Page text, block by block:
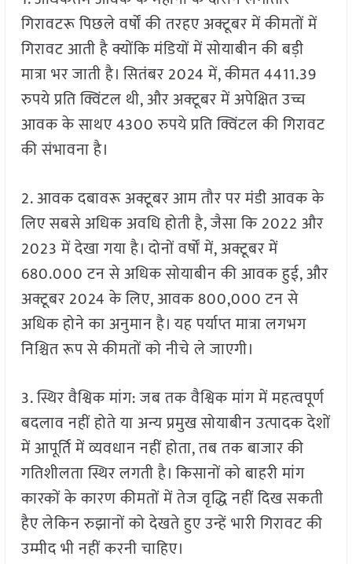
गिरावटरू पिछले वर्षों की तरहए अक्टूबर में कीमतों में
गिरावट आती है क्योंकि मंडियों में सोयाबीन की बड़ी
मात्रा भर जाती है। सितंबर 2024 में, कीमत 4411.39
रुपये प्रति क्विंटल थी, और अक्टूबर में अपेक्षित उच्च
आवक के साथए 4300 रुपये प्रति क्विंटल की गिरावट
की संभावना है।
2. आवक दबावरू अक्टूबर आम तौर पर मंडी आवक के
लिए सबसे अधिक अवधि होती है, जैसा कि 2022 और
2023 में देखा गया है। दोनों वर्षों में, अक्टूबर में
680.000 टन से अधिक सोयाबीन की आवक हुई, और
अक्टूबर 2024 के लिए, आवक 800,000 टन से
अधिक होने का अनुमान है। यह पर्याप्त मात्रा लगभग
निश्चित रूप से कीमतों को नीचे ले जाएगी।
3. स्थिर वैश्विक मांग: जब तक वैश्विक मांग में महत्वपूर्ण
बदलाव नहीं होते या अन्य प्रमुख सोयाबीन उत्पादक देशों
में आपूर्ति में व्यवधान नहीं होता, तब तक बाजार की
गतिशीलता स्थिर लगती है। किसानों को बाहरी मांग
कारकों के कारण कीमतों में तेज वृद्धि नहीं दिख सकती
हैए लेकिन रुझानों को देखते हुए उन्हें भारी गिरावट की
उम्मीद भी नहीं करनी चाहिए।